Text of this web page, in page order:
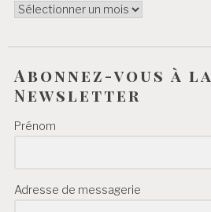
ARCHIVES
Abonnez-vous à la
Newsletter
Prénom
Adresse de messagerie